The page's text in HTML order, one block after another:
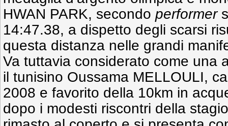
HWAN PARK, secondo performer
14:47.38, a dispetto degli scarsi
questa distanza nelle grandi
Va tuttavia considerato come una
il tunisino Oussama MELLOULI,
2008 e favorito della 10km in
dopo i modesti riscontri della